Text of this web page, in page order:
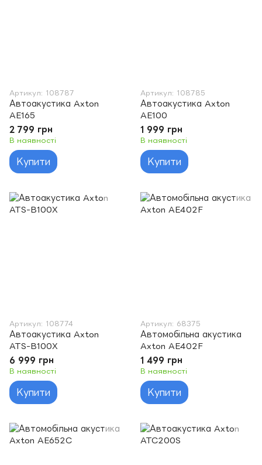
Артикул: 108787
Автоакустика Axton
AE165
2 799 грн
В наявності
Купити
Артикул: 108785
Автоакустика Axton
AE100
1 999 грн
В наявності
Купити
Артикул: 108774
Автоакустика Axton
ATS-B100X
6 999 грн
В наявності
Купити
Артикул: 68375
Автомобільна акустика
Axton AE402F
1 499 грн
В наявності
Купити